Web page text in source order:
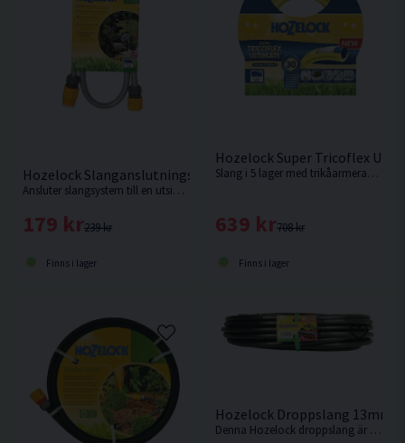
Hozelock Slanganslutningsset 1,5m
Ansluter slangsystem till en utsides kran.
239 kr
179 kr
Finns i lager
Hozelock Super Tricoflex
Slang i 5 lager med trikåarmerad förstärkning. 30 års garanti!
708 kr
639 kr
Finns i lager
Hozelock Droppslang 13mm
Denna Hozelock droppslang är en 13 mm droppledning, med integrerade droppar jämnt fördelade var 30:e cm längs slangens längd.